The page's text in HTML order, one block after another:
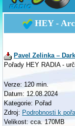
HEY -
Pavel Zelinka –
Pořady HEY RADIA -
Verze: 120 min.
Datum: 12.08.2024
Kategorie: Pořad
Zdroj: Podrobnosti k
Velikost: cca. 170MB